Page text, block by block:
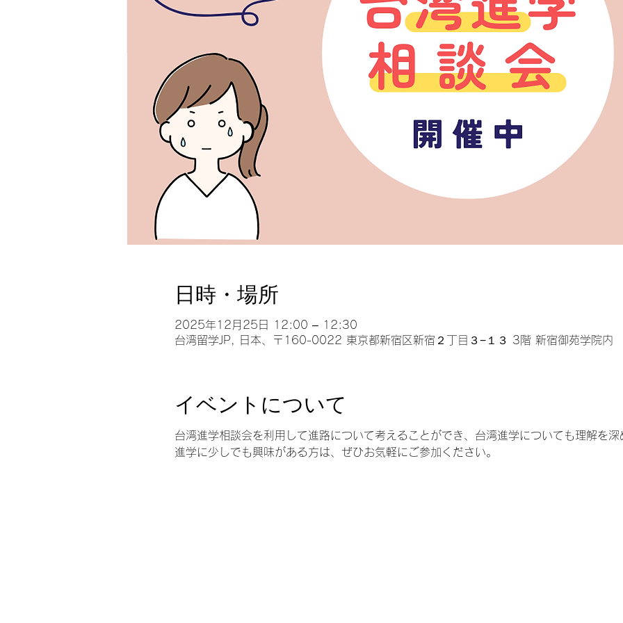
日時・場所
2025年12月25日 12:00 – 12:30
台湾留学JP, 日本、〒160-0022 東京都新宿区新宿２丁目３−１３ 3階 新宿御苑学院内
イベントについて
台湾進学相談会を利用して進路について考えることができ、台湾進学についても理解を
進学に少しでも興味がある方は、ぜひお気軽にご参加ください。